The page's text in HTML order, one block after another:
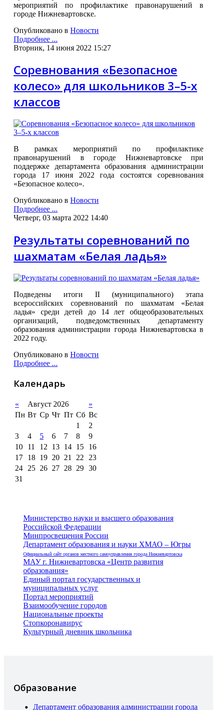
мероприятий по профилактике правонарушений в
городе Нижневартовске.
Опубликовано в Новости
Подробнее ...
Вторник, 14 июня 2022 15:27
Соревнования «Безопасное
колесо» для школьников 3–5-х
классов
В рамках мероприятий по профилактике
правонарушений в городе Нижневартовске при
поддержке департамента образования администрации
города 17 июня 2022 года состоятся соревнования
«Безопасное колесо».
Опубликовано в Новости
Подробнее ...
Четверг, 03 марта 2022 14:40
Результаты соревнований по
шахматам «Белая ладья»
Подведены итоги II (муниципального) этапа
всероссийских соревнований по шахматам «Белая
ладья» среди детей до 14 лет общеобразовательных
организаций, подведомственных департаменту
образования администрации города Нижневартовска в
2022 году.
Опубликовано в Новости
Подробнее ...
Календарь
« Август 2026
»
Пн Вт Ср Чт Пт Сб Вс
1
2
3
4 5 6 7 8
9
10
11 12 13 14 15
16
17
18 19 20 21 22
23
24
25 26 27 28 29 30
31
Министерство науки и высшего образования
Российской Федерации
Минпросвещения России
Департамент образования и науки ХМАО – Югры
Официальный сайт органов местного самоуправления города Нижневартовска
МАУ г. Нижневартовска «Центр развития
образования»
Единый портал государственных и
муниципальных услуг
Портал мероприятий
Взаимообучение городов
Национальные проекты
Стопкоронавирус
Культурный дневник школьника
Образование
Департамент образования администрации города